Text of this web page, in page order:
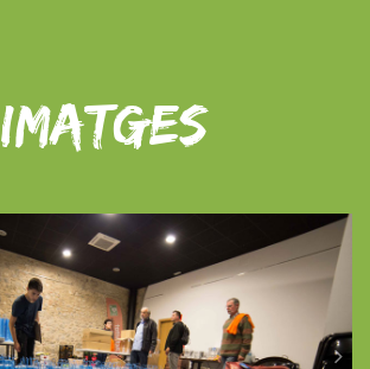
IMATGES